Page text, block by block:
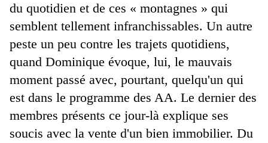
du quotidien et de ces « montagnes » qui
semblent tellement infranchissables. Un autre
peste un peu contre les trajets quotidiens,
quand Dominique évoque, lui, le mauvais
moment passé avec, pourtant, quelqu'un qui
est dans le programme des AA. Le dernier des
membres présents ce jour-là explique ses
soucis avec la vente d'un bien immobilier. Du